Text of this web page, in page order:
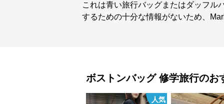
これは青い旅行バッグまたはダッフル
するための十分な情報がないため、
ボストンバッグ 修学旅行のお
人気